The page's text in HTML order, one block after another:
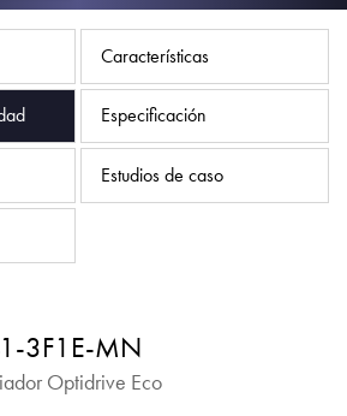
Características
Especificación
Estudios de caso
3F1E-MN
Optidrive Eco
Política de privacidad
Mapa del sitio
iSource